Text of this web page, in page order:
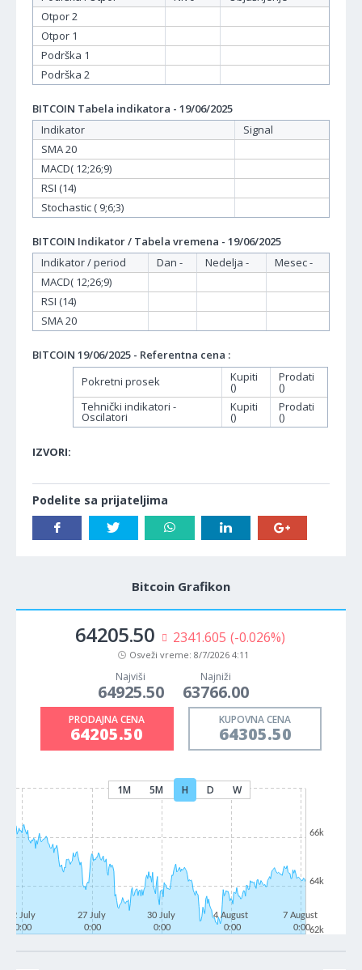
Otpor 2
Otpor 1
Podrška 1
Podrška 2
BITCOIN Tabela indikatora - 19/06/2025
Indikator
Signal
SMA 20
MACD( 12;26;9)
RSI (14)
Stochastic ( 9;6;3)
BITCOIN Indikator / Tabela vremena - 19/06/2025
Indikator / period
Dan - Nedelja -
Mesec -
MACD( 12;26;9)
RSI (14)
SMA 20
BITCOIN 19/06/2025 - Referentna cena :
Pokretni prosek
Kupiti
()
Prodati
()
Tehnički indikatori -
Oscilatori
Kupiti
()
Prodati
()
IZVORI:
Podelite sa prijateljima
Bitcoin Grafikon
64205.50 2341.605 (-0.026%)
Osveži vreme: 8/7/2026 4:11
Najviši
64925.50
Najniži
63766.00
PRODAJNA CENA
64205.50
KUPOVNA CENA
64305.50
1M 5M H D W
22 July
0:00
27 July
0:00
30 July
0:00
4 August
0:00
7 August
0:0062k
64k
66k